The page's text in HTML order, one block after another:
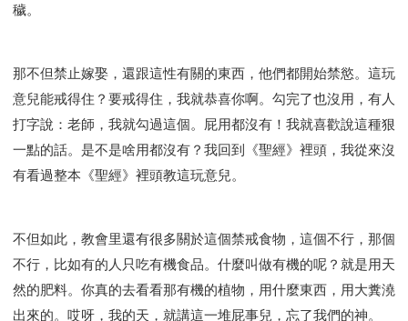
穢。
那不但禁止嫁娶，還跟這性有關的東西，他們都開始禁慾。這玩
意兒能戒得住？要戒得住，我就恭喜你啊。勾完了也沒用，有人
打字說：老師，我就勾過這個。屁用都沒有！我就喜歡說這種狠
一點的話。是不是啥用都沒有？我回到《聖經》裡頭，我從來沒
有看過整本《聖經》裡頭教這玩意兒。
不但如此，教會里還有很多關於這個禁戒食物，這個不行，那個
不行，比如有的人只吃有機食品。什麼叫做有機的呢？就是用天
然的肥料。你真的去看看那有機的植物，用什麼東西，用大糞澆
出來的。哎呀，我的天，就講這一堆屁事兒，忘了我們的神。